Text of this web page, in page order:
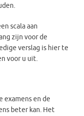
scala aan
zijn voor de
verslag is hier te
voor u uit.
examens en de
beter kan. Het